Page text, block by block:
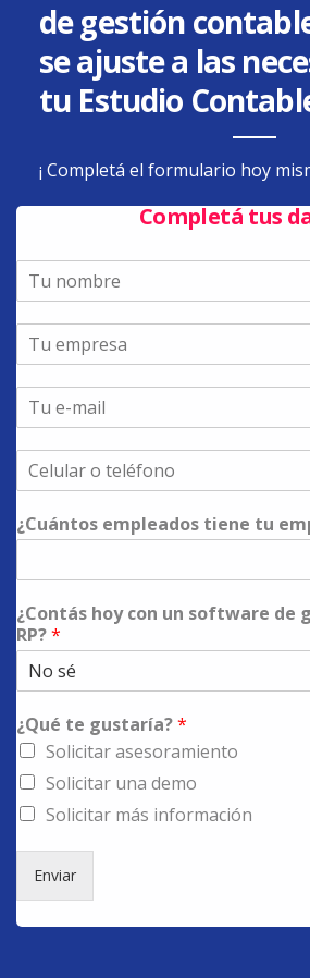
de gestión
se ajuste a las
tu Estudio
¡ Completá el formulario hoy
Completá tus
¿Cuántos empleados tiene tu
¿Contás hoy con un software de
RP?*
¿Qué te gustaría?*
Solicitar asesoramiento
Solicitar una demo
Solicitar más información
Enviar